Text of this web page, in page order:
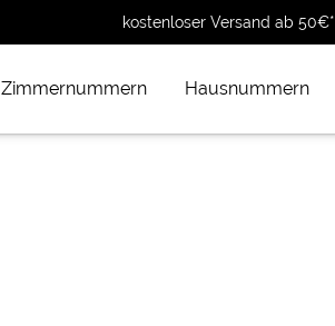
kostenloser Versand ab 50€*
Zimmernummern Hausnummern